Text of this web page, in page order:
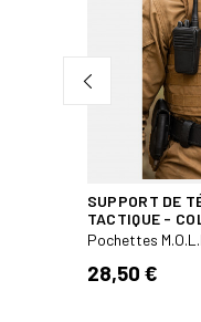
SUPPORT DE
TACTIQUE -
Pochettes
28,50 €